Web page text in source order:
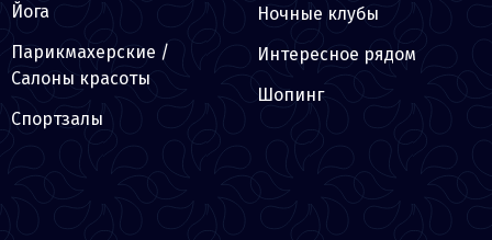
Йога
Парикмахерские /
Салоны красоты
Спортзалы
Ночные клубы
Интересное рядом
Шопинг